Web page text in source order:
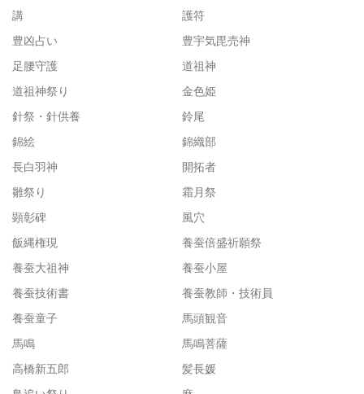
講
護符
豊凶占い
豊宇気毘売神
足腰守護
道祖神
道祖神祭り
金色姫
針祭・針供養
鈴尾
錦絵
錦織部
長白羽神
開拓者
雛祭り
霜月祭
顕彰碑
風穴
飯縄権現
養蚕倍盛祈願祭
養蚕大祖神
養蚕小屋
養蚕技術書
養蚕教師・技術員
養蚕童子
馬頭観音
馬鳴
馬鳴菩薩
高橋新五郎
髪長媛